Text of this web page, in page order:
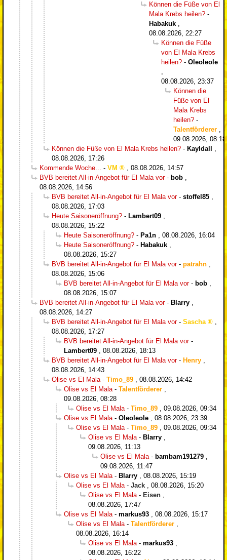
Können die Füße von El
Mala Krebs heilen? -
Habakuk ,
08.08.2026, 22:27
Können die Füße
von El Mala Krebs
heilen? - Oleoleole
,
08.08.2026, 23:37
Können die
Füße von El
Mala Krebs
heilen? -
Talentförderer ,
09.08.2026,
Können die Füße von El Mala Krebs heilen? - Kayldall
,
08.08.2026, 17:26
Kommende Woche... - VM , 08.08.2026, 14:57
BVB bereitet All-in-Angebot für El Mala vor- bob ,
08.08.2026, 14:56
BVB bereitet All-in-Angebot für El Mala vor- stoffel85 ,
08.08.2026, 17:03
Heute Saisoneröffnung? - Lambert09 ,
08.08.2026, 15:22
Heute Saisoneröffnung? - Pa1n , 08.08.2026, 16:04
Heute Saisoneröffnung? - Habakuk ,
08.08.2026, 15:27
BVB bereitet All-in-Angebot für El Mala vor- patrahn ,
08.08.2026, 15:06
BVB bereitet All-in-Angebot für El Mala vor- bob ,
08.08.2026, 15:07
BVB bereitet All-in-Angebot für El Mala vor- Blarry ,
08.08.2026, 14:27
BVB bereitet All-in-Angebot für El Mala vor- Sascha
,
08.08.2026, 17:27
BVB bereitet All-in-Angebot für El Mala vor-
Lambert09 , 08.08.2026, 18:13
BVB bereitet All-in-Angebot für El Mala vor- Henry ,
08.08.2026, 14:43
Olise vs El Mala- Timo_89 , 08.08.2026, 14:42
Olise vs El Mala- Talentförderer ,
09.08.2026, 08:28
Olise vs El Mala- Timo_89 , 09.08.2026, 09:34
Olise vs El Mala- Oleoleole , 08.08.2026, 23:39
Olise vs El Mala- Timo_89 , 09.08.2026, 09:34
Olise vs El Mala- Blarry ,
09.08.2026, 11:13
Olise vs El Mala- bambam191279 ,
09.08.2026, 11:47
Olise vs El Mala- Blarry , 08.08.2026, 15:19
Olise vs El Mala- Jack , 08.08.2026, 15:20
Olise vs El Mala- Eisen ,
08.08.2026, 17:47
Olise vs El Mala- markus93 , 08.08.2026, 15:17
Olise vs El Mala- Talentförderer ,
08.08.2026, 16:14
Olise vs El Mala- markus93 ,
08.08.2026, 16:22